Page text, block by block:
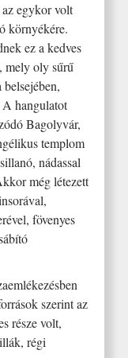
egykor volt
környékére.
ez a kedves
mely oly sűrű
A hangulatot
Bagolyvár,
templom
nádassal
még létezett
fövenyes
szerint az
része volt,
régi